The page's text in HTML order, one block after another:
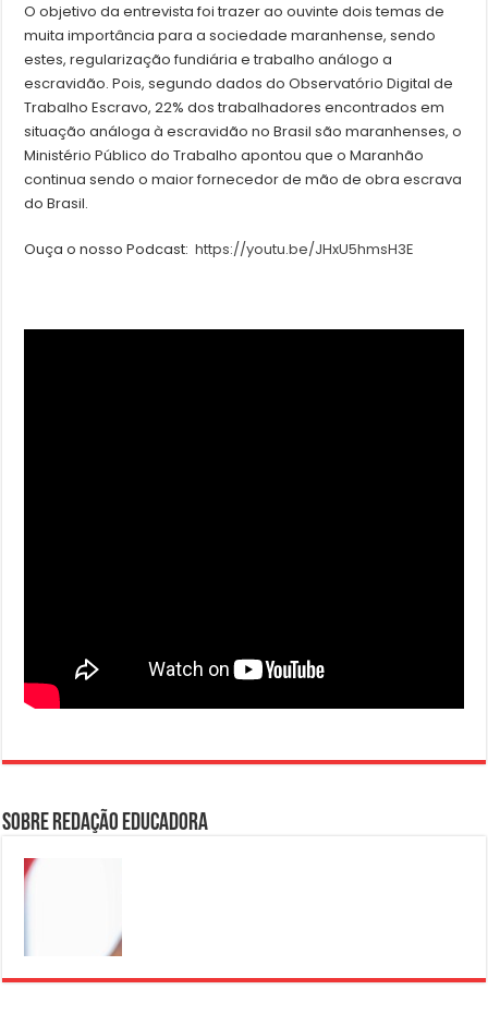
O objetivo da entrevista foi trazer ao ouvinte dois temas de
muita importância para a sociedade maranhense, sendo
estes, regularização fundiária e trabalho análogo a
escravidão. Pois, segundo dados do Observatório Digital de
Trabalho Escravo, 22% dos trabalhadores encontrados em
situação análoga à escravidão no Brasil são maranhenses, o
Ministério Público do Trabalho apontou que o Maranhão
continua sendo o maior fornecedor de mão de obra escrava
do Brasil.
Ouça o nosso Podcast:https://youtu.be/JHxU5hmsH3E
Sobre Redação Educadora